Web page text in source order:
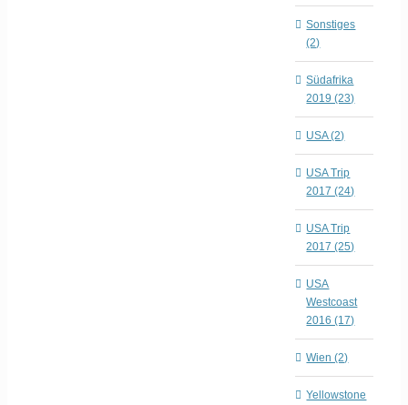
Sonstiges
(2)
Südafrika
2019 (23)
USA (2)
USA Trip
2017 (24)
USA Trip
2017 (25)
USA
Westcoast
2016 (17)
Wien (2)
Yellowstone